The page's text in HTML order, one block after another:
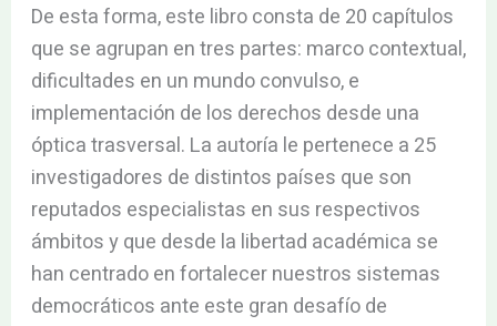
De esta forma, este libro consta de 20 capítulos
que se agrupan en tres partes: marco contextual,
dificultades en un mundo convulso, e
implementación de los derechos desde una
óptica trasversal. La autoría le pertenece a 25
investigadores de distintos países que son
reputados especialistas en sus respectivos
ámbitos y que desde la libertad académica se
han centrado en fortalecer nuestros sistemas
democráticos ante este gran desafío de